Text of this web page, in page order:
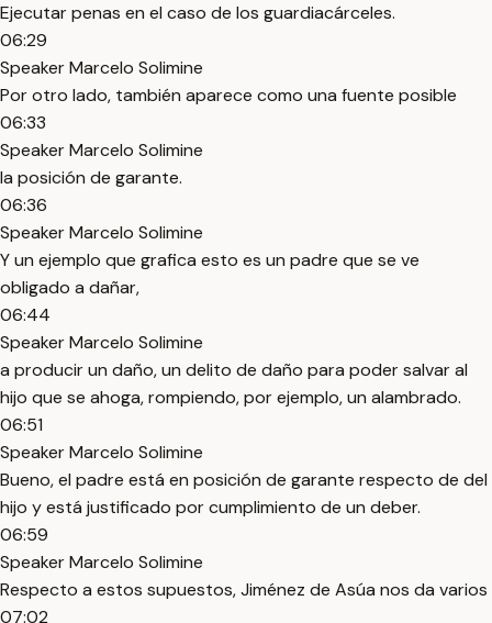
Ejecutar penas en el caso de los guardiacárceles.
06:29
Speaker Marcelo Solimine
Por otro lado, también aparece como una fuente posible
06:33
Speaker Marcelo Solimine
la posición de garante.
06:36
Speaker Marcelo Solimine
Y un ejemplo que grafica esto es un padre que se ve
obligado a dañar,
06:44
Speaker Marcelo Solimine
a producir un daño, un delito de daño para poder salvar al
hijo que se ahoga, rompiendo, por ejemplo, un alambrado.
06:51
Speaker Marcelo Solimine
Bueno, el padre está en posición de garante respecto de del
hijo y está justificado por cumplimiento de un deber.
06:59
Speaker Marcelo Solimine
Respecto a estos supuestos, Jiménez de Asúa nos da varios
07:02